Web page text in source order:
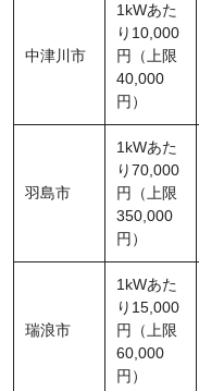
中津川市
1kWあた
り10,000
円（上限
40,000
円）
羽島市
1kWあた
り70,000
円（上限
350,000
円）
瑞浪市
1kWあた
り15,000
円（上限
60,000
円）